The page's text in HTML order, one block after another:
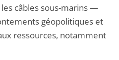
câbles sous-marins —
géopolitiques et
ressources, notamment